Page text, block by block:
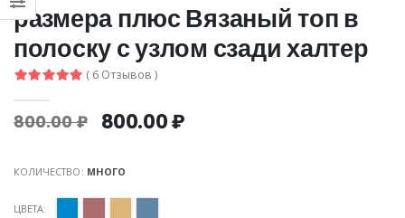
размера плюс Вязаный топ в
полоску с узлом сзади халтер
( 6 Отзывов )
800.00 ₽ 800.00 ₽
КОЛИЧЕСТВО: МНОГО
ЦВЕТА: